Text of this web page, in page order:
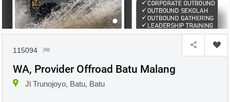
115094
WA, Provider Offroad Batu Malang
Jl Trunojoyo, Batu, Batu